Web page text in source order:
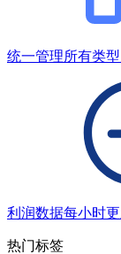
统一管理所有类
利润数据每小时
热门标签